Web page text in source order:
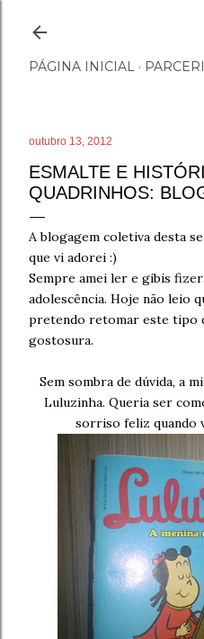
PÁGINA INICIAL
outubro 13, 2012
ESMALTE E
QUADRINHOS:
A blogagem coletiva desta
que vi adorei :)
Sempre amei ler e gibis
adolescência. Hoje não leio
pretendo retomar este tipo
gostosura.
Sem sombra de dúvida, a
Luluzinha. Queria ser
sorriso feliz quando